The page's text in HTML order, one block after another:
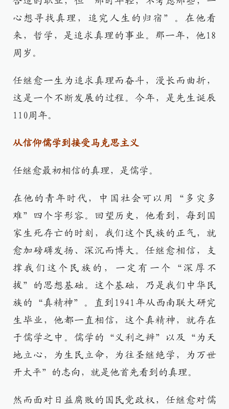
心想寻找真理，追究人生的归宿”。在他看
来，哲学，是追求真理的事业。那一年，他18
周岁。
任继愈一生为追求真理而奋斗，漫长而曲折，
这是一个不断发展的过程。今年，是先生诞辰
110周年。
从信仰儒学到接受马克思主义
任继愈最初相信的真理，是儒学。
在他的青年时代，中国社会可以用“多灾多
难”四个字形容。回望历史，他看到，每到国
家生死存亡的时刻，我们这个民族的正气，就
愈加磅礴发扬、深沉而博大。任继愈相信，支
撑我们这个民族的，一定有一个“深厚不
拔”的思想基础。这个基础，乃是我们中华民
族的“真精神”。直到1941年从西南联大研究
生毕业，他都一直相信，这个真精神，就存在
于儒学之中。儒学的“义利之辨”以及“为天
地立心，为生民立命，为往圣继绝学，为万世
开太平”的志向，就是他首先看到的真理。
然而面对日益腐败的国民党政权，任继愈对儒